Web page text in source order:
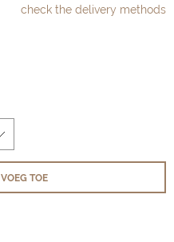
check the delivery methods
VOEG TOE